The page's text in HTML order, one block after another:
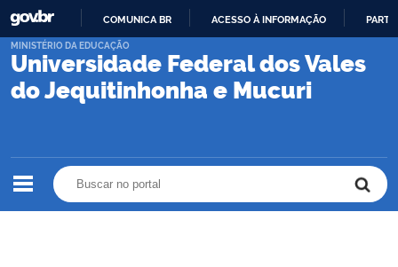
PARA
CONTEÚDO
COMUNICA BR ACESSO À INFORMAÇÃO
Universidade Federal dos Vales
do Jequitinhonha e Mucuri
MINISTÉRIO DA EDUCAÇÃO